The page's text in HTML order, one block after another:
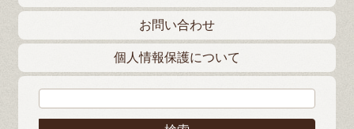
お問い合わせ
個人情報保護について